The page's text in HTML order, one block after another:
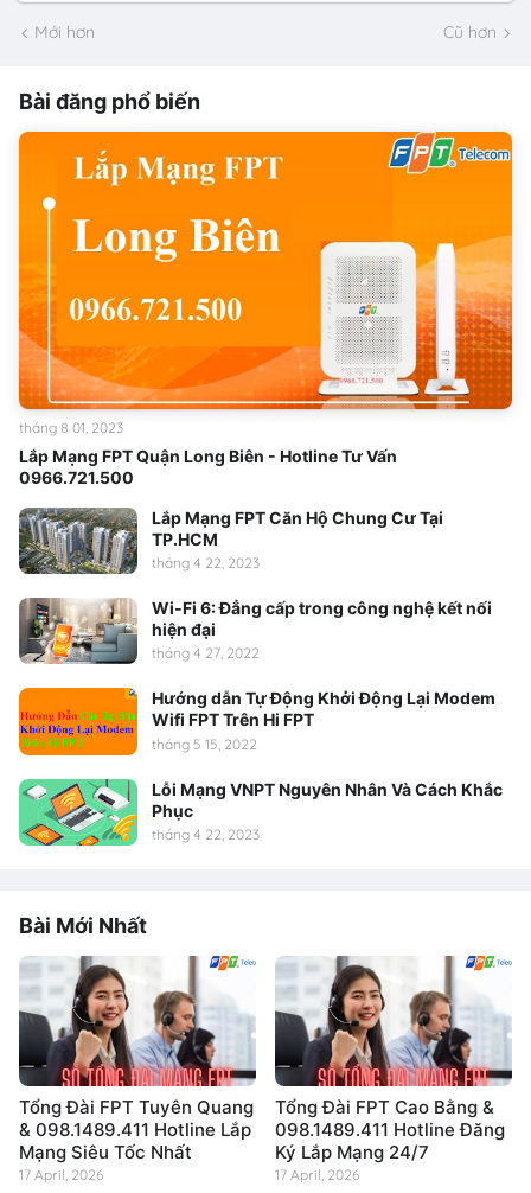
Mới hơn Cũ hơn
Bài đăng phổ biến
Lắp Mạng FPT Quận Long Biên - Hotline Tư Vấn
0966.721.500
tháng 8 01, 2023
Lắp Mạng FPT Căn Hộ Chung Cư Tại
TP.HCM
tháng 4 22, 2023
Wi-Fi 6: Đẳng cấp trong công nghệ kết nối
hiện đại
tháng 4 27, 2022
Hướng dẫn Tự Động Khởi Động Lại Modem
Wifi FPT Trên Hi FPT
tháng 5 15, 2022
Lỗi Mạng VNPT Nguyên Nhân Và Cách Khắc
Phục
tháng 4 22, 2023
Bài Mới Nhất
Tổng Đài FPT Tuyên Quang
& 098.1489.411 Hotline Lắp
Mạng Siêu Tốc Nhất
17 April, 2026
Tổng Đài FPT Cao Bằng &
098.1489.411 Hotline Đăng
Ký Lắp Mạng 24/7
17 April, 2026